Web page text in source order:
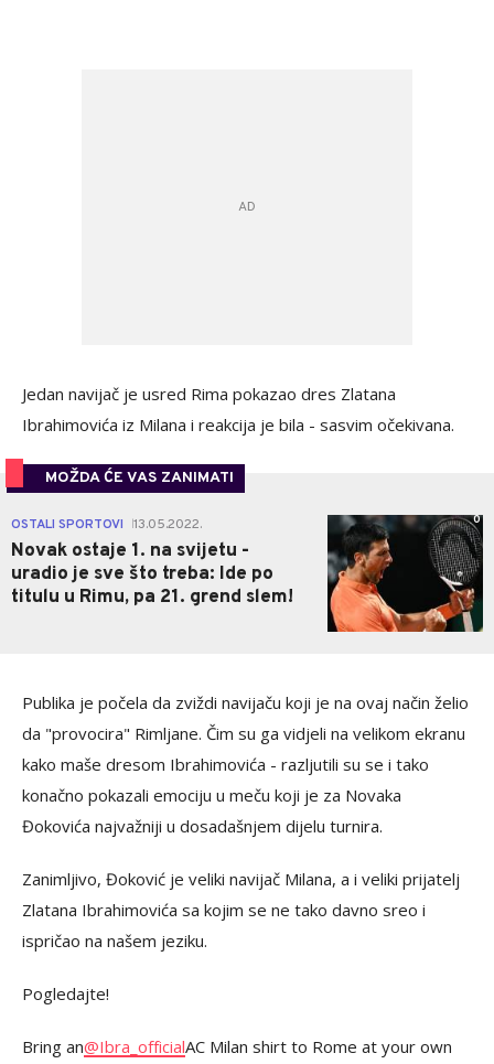
Jedan navijač je usred Rima pokazao dres Zlatana
Ibrahimovića iz Milana i reakcija je bila - sasvim očekivana.
MOŽDA ĆE VAS ZANIMATI
OSTALI SPORTOVI 13.05.2022.
Novak ostaje 1. na svijetu -
uradio je sve što treba: Ide po
titulu u Rimu, pa 21. grend slem!
0
Publika je počela da zviždi navijaču koji je na ovaj način želio
da "provocira" Rimljane. Čim su ga vidjeli na velikom ekranu
kako maše dresom Ibrahimovića - razljutili su se i tako
konačno pokazali emociju u meču koji je za Novaka
Đokovića najvažniji u dosadašnjem dijelu turnira.
Zanimljivo, Đoković je veliki navijač Milana, a i veliki prijatelj
Zlatana Ibrahimovića sa kojim se ne tako davno sreo i
ispričao na našem jeziku.
Pogledajte!
Bring an@Ibra_officialAC Milan shirt to Rome at your own